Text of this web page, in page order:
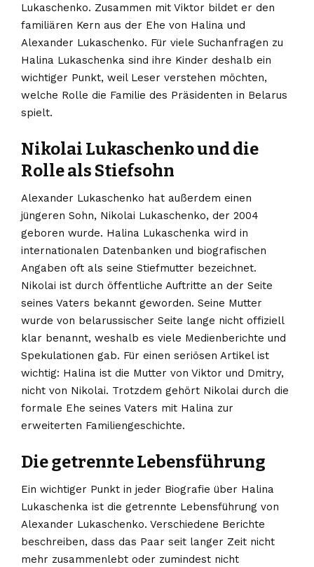
Lukaschenko. Zusammen mit Viktor bildet er den
familiären Kern aus der Ehe von Halina und
Alexander Lukaschenko. Für viele Suchanfragen zu
Halina Lukaschenka sind ihre Kinder deshalb ein
wichtiger Punkt, weil Leser verstehen möchten,
welche Rolle die Familie des Präsidenten in Belarus
spielt.
Nikolai Lukaschenko und die
Rolle als Stiefsohn
Alexander Lukaschenko hat außerdem einen
jüngeren Sohn, Nikolai Lukaschenko, der 2004
geboren wurde. Halina Lukaschenka wird in
internationalen Datenbanken und biografischen
Angaben oft als seine Stiefmutter bezeichnet.
Nikolai ist durch öffentliche Auftritte an der Seite
seines Vaters bekannt geworden. Seine Mutter
wurde von belarussischer Seite lange nicht offiziell
klar benannt, weshalb es viele Medienberichte und
Spekulationen gab. Für einen seriösen Artikel ist
wichtig: Halina ist die Mutter von Viktor und Dmitry,
nicht von Nikolai. Trotzdem gehört Nikolai durch die
formale Ehe seines Vaters mit Halina zur
erweiterten Familiengeschichte.
Die getrennte Lebensführung
Ein wichtiger Punkt in jeder Biografie über Halina
Lukaschenka ist die getrennte Lebensführung von
Alexander Lukaschenko. Verschiedene Berichte
beschreiben, dass das Paar seit langer Zeit nicht
mehr zusammenlebt oder zumindest nicht